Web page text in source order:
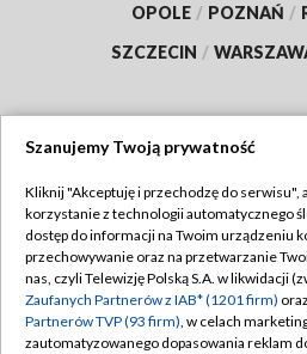
OPOLE / POZNAŃ /
SZCZECIN /
TVP
Abonament TVP
Emisja w TVP
Centrum informacji TVP
Regulamin
Polityka
Moje
Szanujemy Twoją prywatność
Kliknij "Akceptuję i przechodzę do serwisu",
korzystanie z technologii automatycznego
dostęp do informacji na Twoim urządzeniu
przechowywanie oraz na przetwarzanie
nas, czyli Telewizję Polską S.A. w likwidacji
Zaufanych Partnerów z IAB* (1201 firm)
Partnerów TVP (93 firm), w celach
zautomatyzowanego dopasowania reklam